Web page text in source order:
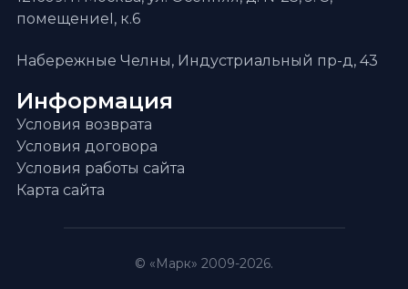
Информация
Условия возврата
Условия договора
Условия работы сайта
Карта сайта
помещениеI, к.6
Набережные Челны, Индустриальный пр-д, 43
© «Марк» 2009-2026.